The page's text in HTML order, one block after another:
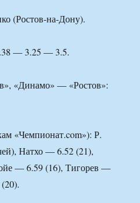
(Ростов-на-Дону).
— 3.25 — 3.5.
«Чемпионат.com»): Р.
Натхо — 6.52 (21),
— 6.59 (16), Тигорев —